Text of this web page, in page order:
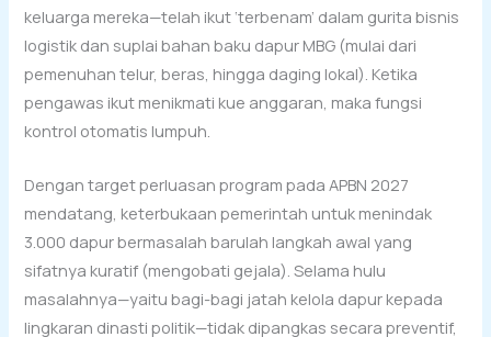
keluarga mereka—telah ikut ‘terbenam’ dalam gurita bisnis
logistik dan suplai bahan baku dapur MBG (mulai dari
pemenuhan telur, beras, hingga daging lokal). Ketika
pengawas ikut menikmati kue anggaran, maka fungsi
kontrol otomatis lumpuh.
Dengan target perluasan program pada APBN 2027
mendatang, keterbukaan pemerintah untuk menindak
3.000 dapur bermasalah barulah langkah awal yang
sifatnya kuratif (mengobati gejala). Selama hulu
masalahnya—yaitu bagi-bagi jatah kelola dapur kepada
lingkaran dinasti politik—tidak dipangkas secara preventif,